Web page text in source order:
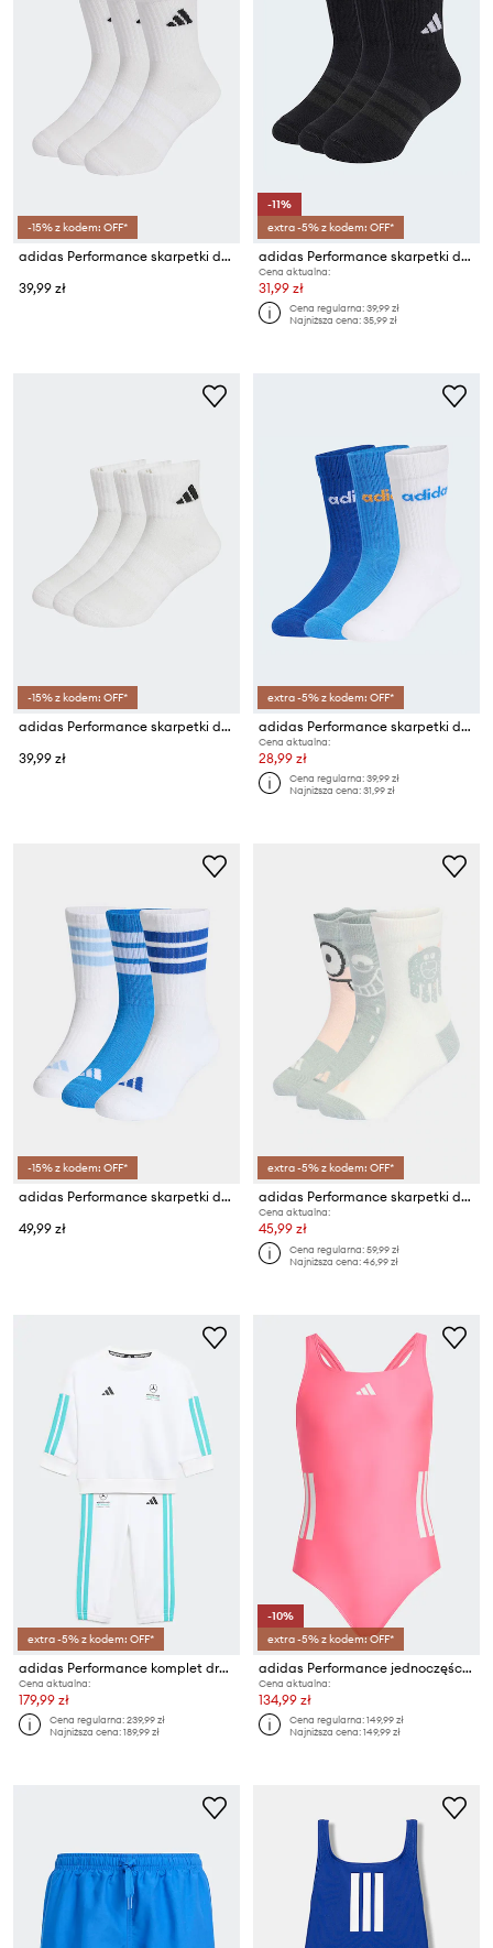
-15% z kodem: OFF*
adidas Performance skarpetki dziecięce z bawełną 3-pack
39,99 zł
-11%
extra -5% z kodem: OFF*
adidas Performance skarpetki dziecięce z bawełną 3-pack
Cena aktualna:
31,99 zł
Cena regularna:39,99 zł
Najniższa cena:35,99 zł
-15% z kodem: OFF*
adidas Performance skarpetki dziecięce z bawełną 3-pack
39,99 zł
extra -5% z kodem: OFF*
adidas Performance skarpetki dziecięce z bawełną 3-pack
Cena aktualna:
28,99 zł
Cena regularna:39,99 zł
Najniższa cena:31,99 zł
-15% z kodem: OFF*
adidas Performance skarpetki dziecięce z bawełną 3-pack
49,99 zł
extra -5% z kodem: OFF*
adidas Performance skarpetki dziecięce 3-pack
Cena aktualna:
45,99 zł
Cena regularna:59,99 zł
Najniższa cena:46,99 zł
extra -5% z kodem: OFF*
adidas Performance komplet dresowy niemowlęcy z bawełną MERCEDES
Cena aktualna:
179,99 zł
Cena regularna:239,99 zł
Najniższa cena:189,99 zł
-10%
extra -5% z kodem: OFF*
adidas Performance jednoczęściowy strój kąpielowy dziecięcy
Cena aktualna:
134,99 zł
Cena regularna:149,99 zł
Najniższa cena:149,99 zł